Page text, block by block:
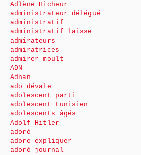
Adlène Hicheur
administrateur délégué
administratif
administratif laisse
admirateurs
admiratrices
admirer moult
ADN
Adnan
ado dévale
adolescent parti
adolescent tunisien
adolescents âgés
Adolf Hitler
adoré
adore expliquer
adoré journal